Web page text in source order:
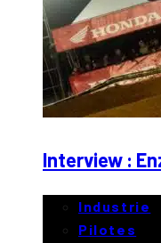
Interview :
Industrie
Pilotes